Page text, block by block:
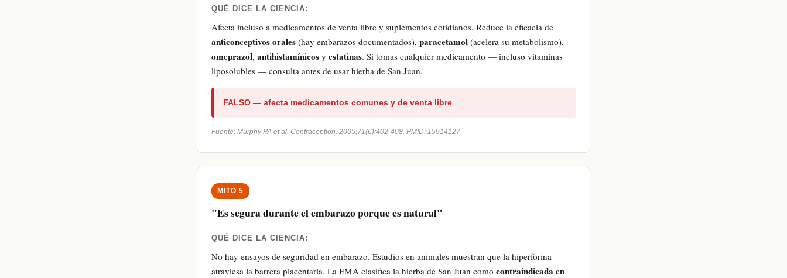
QUÉ DICE LA CIENCIA:
Afecta incluso a medicamentos de venta libre y suplementos cotidianos. Reduce la eficacia de
anticonceptivos orales (hay embarazos documentados), paracetamol (acelera su metabolismo),
omeprazol, antihistamínicos y estatinas. Si tomas cualquier medicamento — incluso vitaminas
liposolubles — consulta antes de usar hierba de San Juan.
FALSO — afecta medicamentos comunes y de venta libre
Fuente: Murphy PA et al. Contraception. 2005;71(6):402-408. PMID: 15914127
MITO 5
"Es segura durante el embarazo porque es natural"
QUÉ DICE LA CIENCIA:
No hay ensayos de seguridad en embarazo. Estudios en animales muestran que la hiperforina
atraviesa la barrera placentaria. La EMA clasifica la hierba de San Juan como contraindicada en